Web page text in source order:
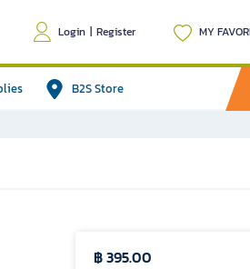
Login | Register MY
B2S Store
฿ 395.00